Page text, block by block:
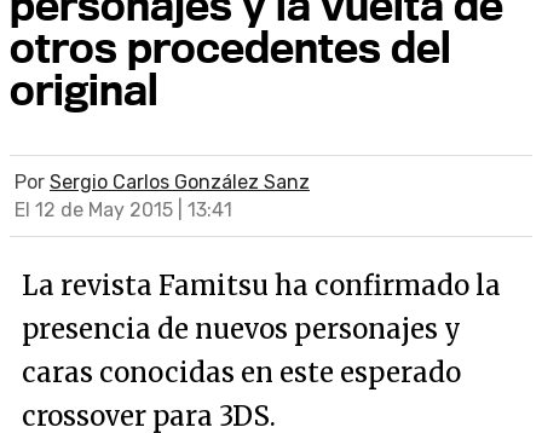
otros procedentes del
original
Por Sergio Carlos González Sanz
El 12 de May 2015 | 13:41
La revista Famitsu ha confirmado la
presencia de nuevos personajes y
caras conocidas en este esperado
crossover para 3DS.